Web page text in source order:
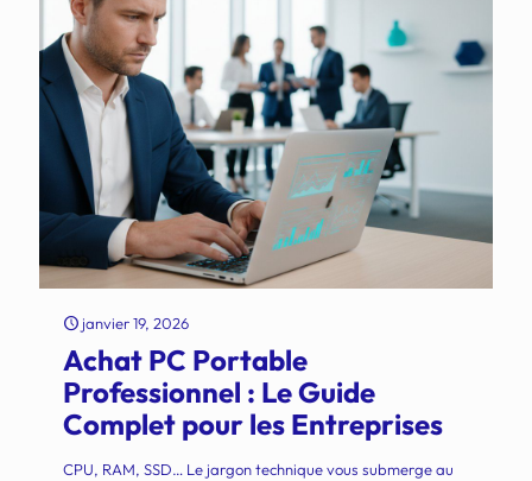
janvier 19, 2026
Achat PC Portable
Professionnel : Le Guide
Complet pour les Entreprises
CPU, RAM, SSD… Le jargon technique vous submerge au